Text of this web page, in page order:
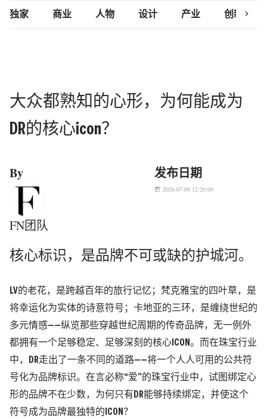
独家 商业 人物 设计 产业 创新研究
chevron_right
大众都熟知的心形，为何能成为
DR的核心icon？
By
FN团队
发布日期
today 2026-07-09 12:20:00
核心标识，是品牌不可或缺的护城河。
LV的老花，是跨越百年的旅行记忆；梵克雅宝的四叶草，是
将幸运化为实体的诗意符号；卡地亚的三环，是缠绕世纪的
多元情感——纵览那些穿越世纪周期的传奇品牌，无一例外
都拥有一个足够稳定、足够深刻的核心ICON。而在珠宝行业
中，DR走出了一条不同的道路——将一个人人可用的公共符
号化为品牌标识。在言必称“爱” 的珠宝行业中，试图绑定心
形的品牌不在少数，为何只有DR能够持续绑定，并使这个
符号成为品牌最独特的ICON？